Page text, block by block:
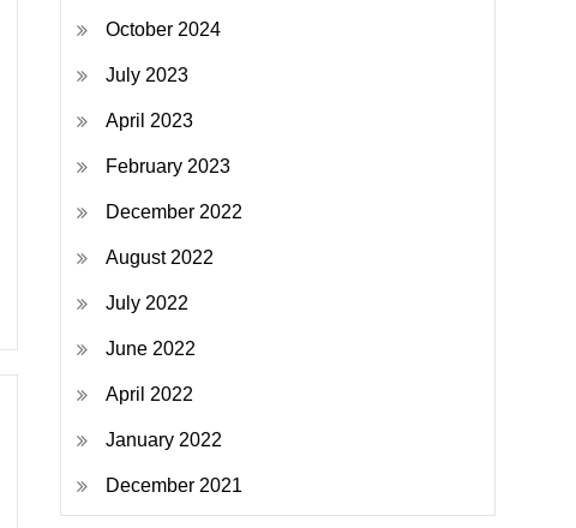
October 2024
July 2023
April 2023
February 2023
December 2022
August 2022
July 2022
June 2022
April 2022
January 2022
December 2021